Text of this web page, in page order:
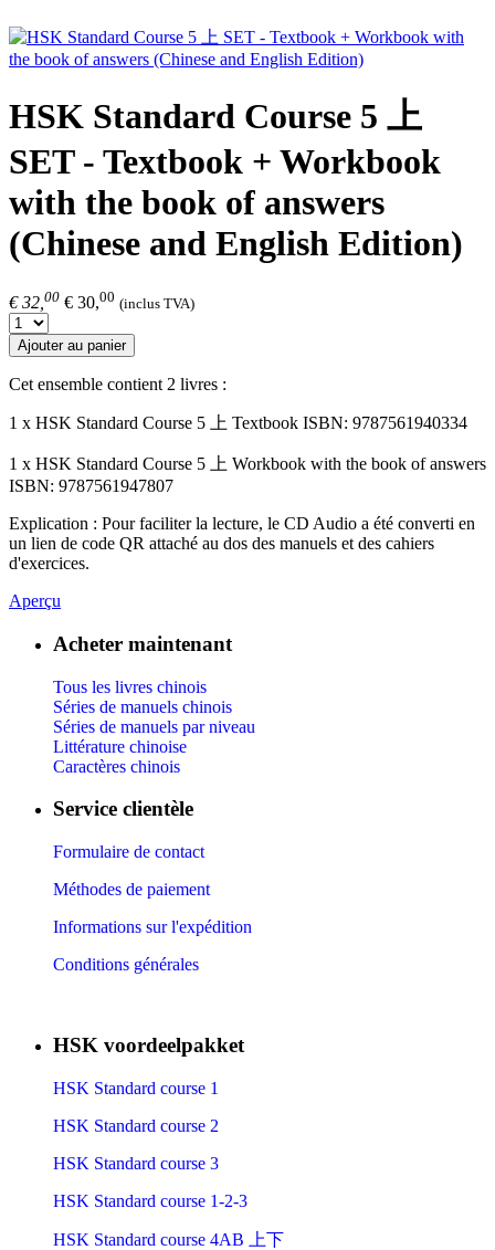
HSK Standard Course 5 上
SET - Textbook + Workbook
with the book of answers
(Chinese and English Edition)
€ 32, 00 € 30,00 (inclus TVA)
Ajouter au panier
Cet ensemble contient 2 livres :
1 x HSK Standard Course 5 上 Textbook ISBN: 9787561940334
1 x HSK Standard Course 5 上 Workbook with the book of answers
ISBN: 9787561947807
Explication : Pour faciliter la lecture, le CD Audio a été converti en
un lien de code QR attaché au dos des manuels et des cahiers
d'exercices.
Aperçu
Acheter maintenant
Tous les livres chinois
Séries de manuels chinois
Séries de manuels par niveau
Littérature chinoise
Caractères chinois
Service clientèle
Formulaire de contact
Méthodes de paiement
Informations sur l'expédition
Conditions générales
HSK voordeelpakket
HSK Standard course 1
HSK Standard course 2
HSK Standard course 3
HSK Standard course 1-2-3
HSK Standard course 4AB 上下